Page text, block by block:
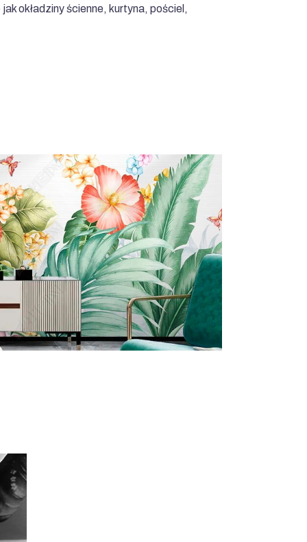
okładziny ścienne, kurtyna, pościel,